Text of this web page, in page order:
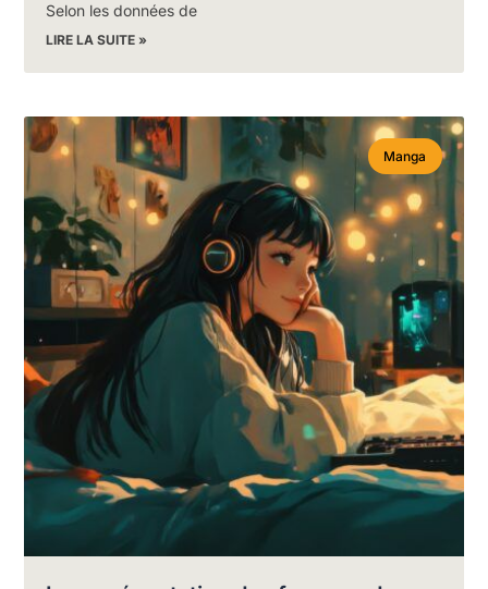
Selon les données de
LIRE LA SUITE »
Manga